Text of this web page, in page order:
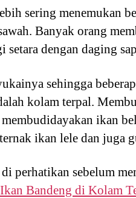
sering menemukan
Banyak orang
dengan daging
sehingga
kolam terpal.
ikan
ikan lele dan juga
perhatikan sebelum
Bandeng di Kolam